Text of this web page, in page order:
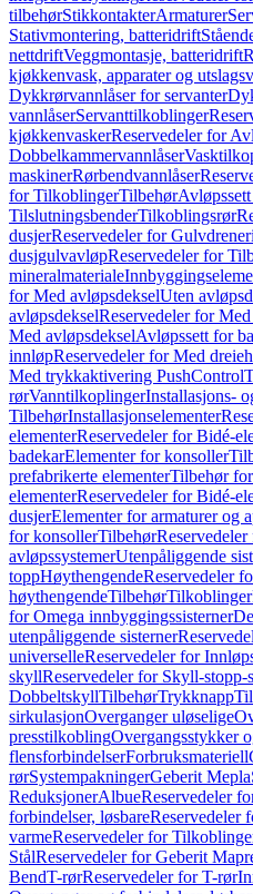
tilbehørStikkontakterArmaturer
Stativmontering, batteridrift
nettdriftVeggmontasje, batteridrift
kjøkkenvask, apparater og
Dykkrørvannlåser for servanter
vannlåserServanttilkoblinger
kjøkkenvaskerReservedeler for
Dobbelkammervannlåser
maskinerRørbendvannlåser
for TilkoblingerTilbehør
TilslutningsbenderTilkoblingsrør
dusjerReservedeler for
dusjgulvavløpReservedeler for
mineralmateriale
for Med avløpsdekselUten
avløpsdekselReservedeler for
Med avløpsdekselAvløpssett for
innløpReservedeler for Med
Med trykkaktivering PushControl
rørVanntilkoplingerInstallasjons-
TilbehørInstallasjonselementer
elementerReservedeler for Bidé-
badekarElementer for konsoller
prefabrikerte elementerTilbehør
elementerReservedeler for Bidé-
dusjerElementer for armaturer og
for konsollerTilbehør
avløpssystemerUtenpåliggende
toppHøythengendeReservedeler
høythengendeTilbehørTilkoblinger
for Omega innbyggingssisterner
utenpåliggende sisterner
universelleReservedeler for
skyllReservedeler for Skyll-stopp-
DobbeltskyllTilbehørTrykknapp
sirkulasjonOverganger uløselige
presstilkoblingOvergangsstykker
flensforbindelserForbruksmateriell
rørSystempakningerGeberit Mepla
ReduksjonerAlbueReservedeler
forbindelser, løsbareReservedeler
varmeReservedeler for
StålReservedeler for Geberit
BendT-rørReservedeler for T-rør